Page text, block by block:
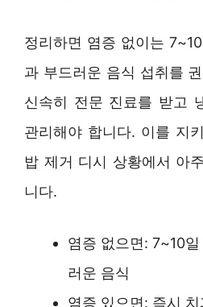
정리하면 염증 없이는
과 부드러운 음식 섭취를
신속히 전문 진료를 받고
관리해야 합니다. 이를 지
밥 제거 디시 상황에서 아
니다.
염증 없으면: 7~10일
러운 음식
염증 있으면: 즉시